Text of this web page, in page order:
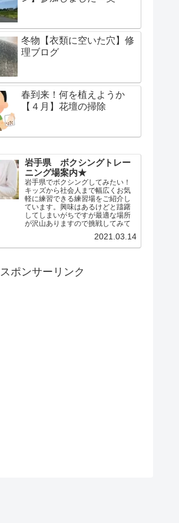
冬物【衣類に空いた穴】修
理ブログ
春到来！何を植えようか
【４月】花壇の掃除
岩手県 ボクシングトレー
ニング場案内★
岩手県でボクシングしてみたい！
キッズから社会人まで幅広くお気
軽に練習できる練習場をご紹介し
ています。興味はあるけどと躊躇
してしまいがちですが最適な場所
が沢山ありますので挑戦してみて
2021.03.14
スポンサーリンク